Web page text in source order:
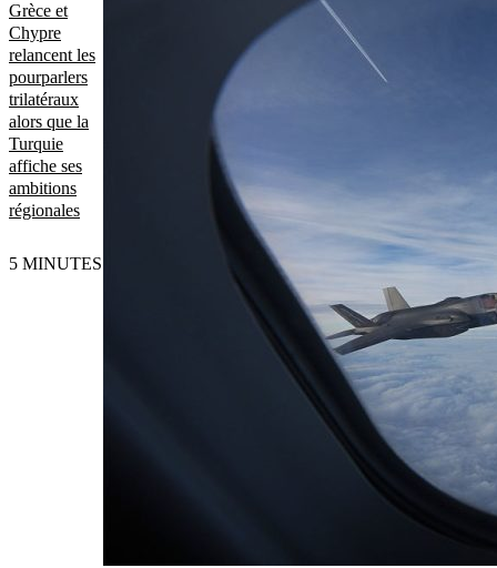
Grèce et
Chypre
relancent les
pourparlers
trilatéraux
alors que la
Turquie
affiche ses
ambitions
régionales
5 MINUTES